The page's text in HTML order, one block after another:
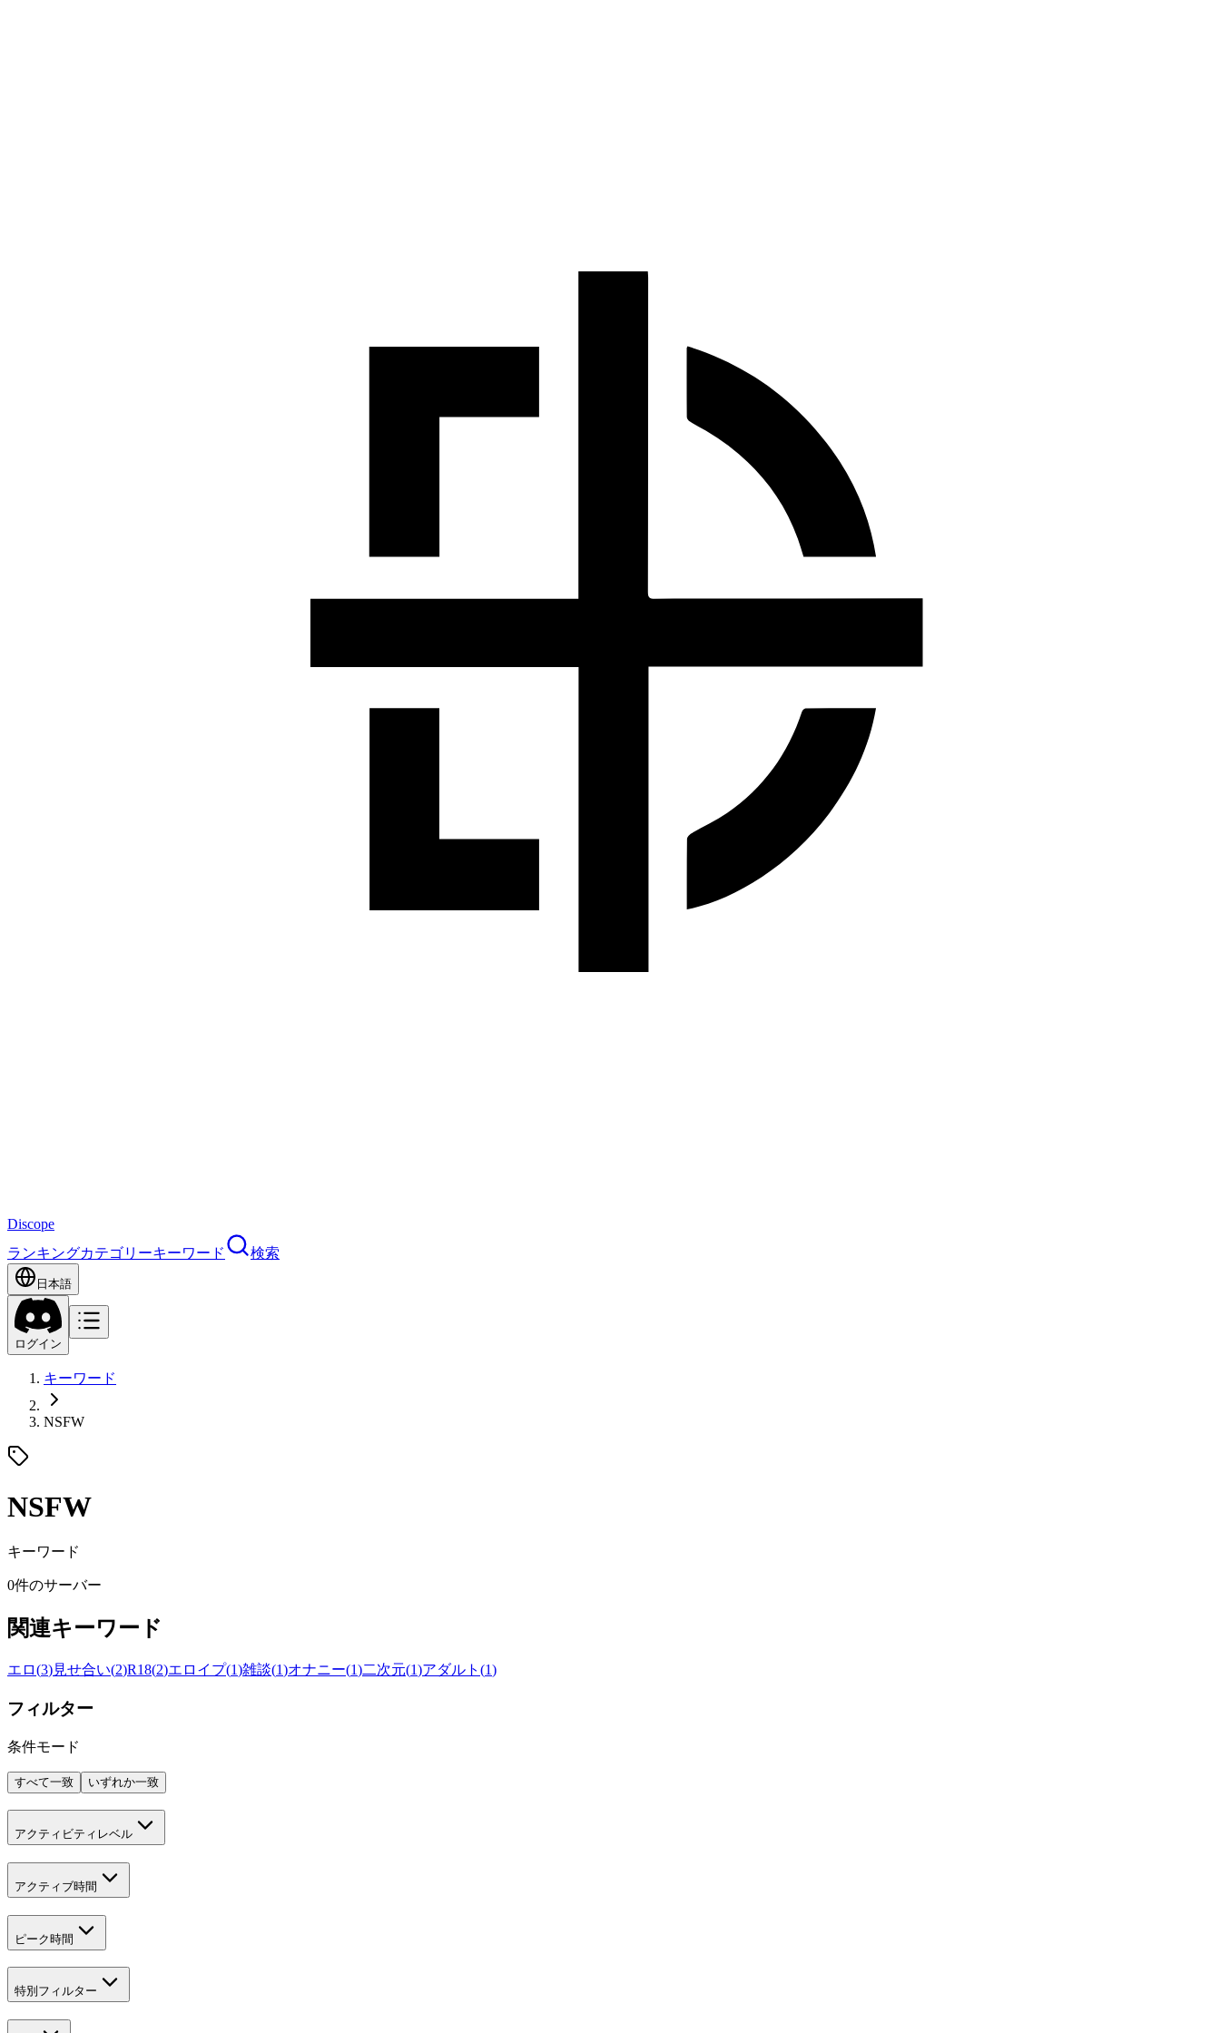
Discope
ランキングカテゴリーキーワード 検索
日本語
ログイン
キーワード
NSFW
NSFW
キーワード
0件のサーバー
関連キーワード
エロ(3)見せ合い(2)R18(2)エロイプ(1)雑談(1)オナニー(1)二次元(1)アダルト (1)
フィルター
条件モード
すべて一致 いずれか一致
アクティビティレベル
アクティブ時間
ピーク時間
特別フィルター